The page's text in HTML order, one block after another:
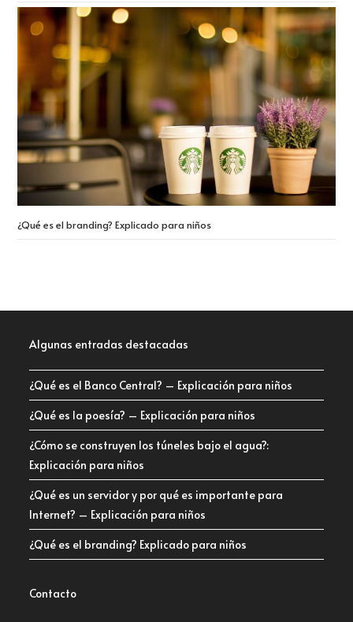
¿Qué es el branding? Explicado para niños
Algunas entradas destacadas
¿Qué es el Banco Central? – Explicación para niños
¿Qué es la poesía? – Explicación para niños
¿Cómo se construyen los túneles bajo el agua?:
Explicación para niños
¿Qué es un servidor y por qué es importante para
Internet? – Explicación para niños
¿Qué es el branding? Explicado para niños
Contacto